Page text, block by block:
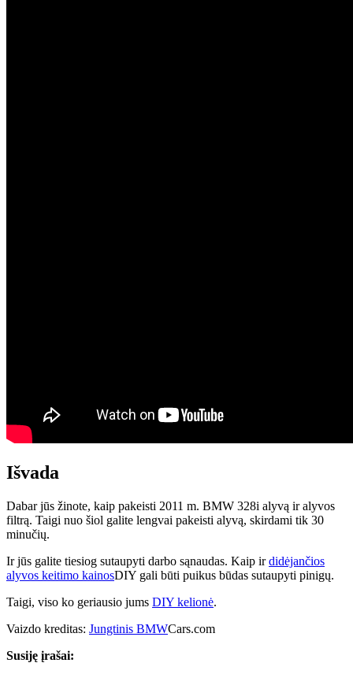
Išvada
Dabar jūs žinote, kaip pakeisti 2011 m. BMW 328i alyvą ir alyvos
filtrą. Taigi nuo šiol galite lengvai pakeisti alyvą, skirdami tik 30
minučių.
Ir jūs galite tiesiog sutaupyti darbo sąnaudas. Kaip irdidėjančios
alyvos keitimo kainosDIY gali būti puikus būdas sutaupyti pinigų.
Taigi, viso ko geriausio jums DIY kelionė.
Vaizdo kreditas: Jungtinis BMWCars.com
Susiję įrašai: